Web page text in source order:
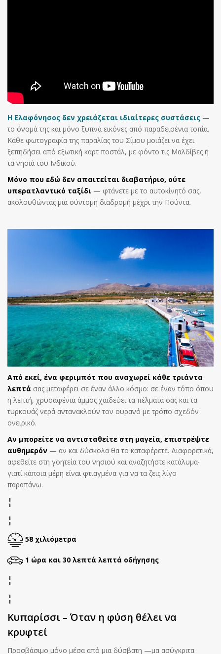
Η Ελαφόνησος δεν χρειάζεται ιδιαίτερες συστάσεις —
το όνομά της και μόνο ξυπνά εικόνες από παραδεισένια τοπία.
Κάθε φωτογραφία της παραλίας του Σίμου μοιάζει να έχει
ξεπηδήσει από εξωτική καρτ ποστάλ, με φόντο τις Μαλδίβες ή
τα νησιά του Ινδικού.
Μόνο που εδώ δεν απαιτείται διαβατήριο, ούτε
υπερατλαντικό ταξίδι — φτάνετε με το αυτοκίνητό σας,
ακολουθώντας μια σύντομη διαδρομή μέχρι την Πούντα.
Από εκεί, ένα φεριμπότ που αναχωρεί κάθε τριάντα
λεπτά σας μεταφέρει σε έναν άλλο κόσμο: σε έναν τόπο όπου
η λεπτή, χρυσαφένια άμμος χαϊδεύει τα πέλματά σας και τα
τυρκουάζ νερά αντανακλούν τον ουρανό με τρόπο σχεδόν
ονειρικό.
Αν μπορείτε να αντισταθείτε στη μαγεία, επιστρέψτε
αυθημερόν — αν και δύσκολα θα το καταφέρετε. Διαφορετικά,
αφεθείτε στη γοητεία του νησιού και αναζητήστε κατάλυμα∙
γιατί κάποια μέρη είναι φτιαγμένα για να τα ζεις λίγο
παραπάνω.
¦
¦
58 χιλιόμετρα
1 ώρα και 30 λεπτά λεπτά οδήγησης
¦
¦
Κυπαρίσσι – Όταν η φύση θέλει να
κρυφτεί
Προσβάσιμο μόνο μέσα από μια δύσβατη —μα ασύγκριτα